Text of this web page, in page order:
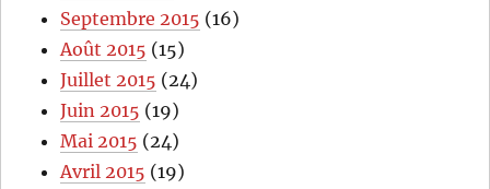
Septembre 2015 (16)
Août 2015 (15)
Juillet 2015 (24)
Juin 2015 (19)
Mai 2015 (24)
Avril 2015 (19)